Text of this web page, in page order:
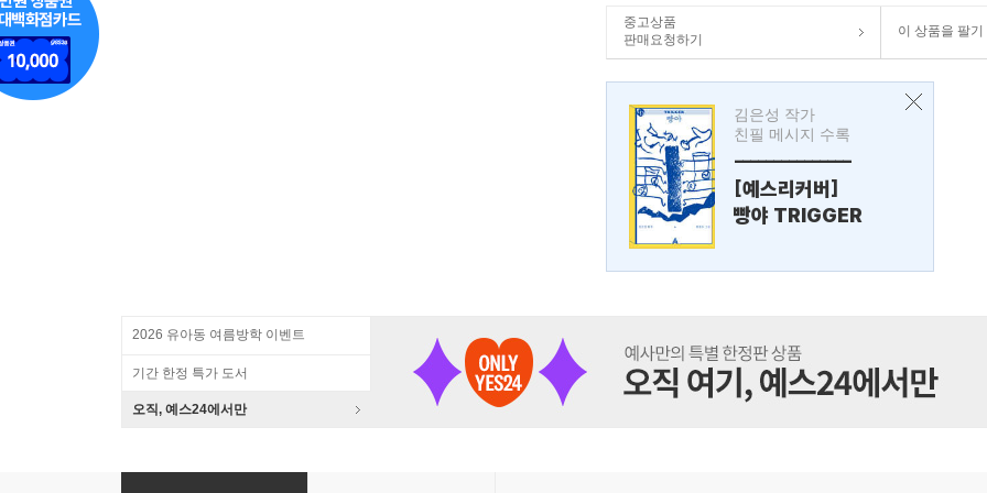
중고상품
판매요청하기
이 상품을 팔기
김은성 작가
친필 메시지 수록
---------------
[예스리커버]
빵야 TRIGGER
2026 유아동 여름방학 이벤트
기간 한정 특가 도서
오직, 예스24에서만